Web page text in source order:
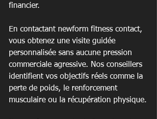
financier.
En contactant newform fitness contact,
vous obtenez une visite guidée
personnalisée sans aucune pression
commerciale agressive. Nos conseillers
identifient vos objectifs réels comme la
perte de poids, le renforcement
musculaire ou la récupération physique.